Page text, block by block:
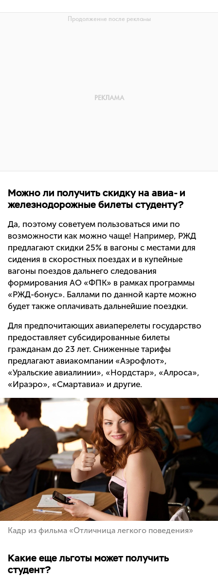
Можно ли получить скидку на авиа- и
железнодорожные билеты студенту?
Да, поэтому советуем пользоваться ими по
возможности как можно чаще! Например, РЖД
предлагают скидки 25% в вагоны с местами для
сидения в скоростных поездах и в купейные
вагоны поездов дальнего следования
формирования АО «ФПК» в рамках программы
«РЖД-бонус». Баллами по данной карте можно
будет также оплачивать дальнейшие поездки.
Для предпочитающих авиаперелеты государство
предоставляет субсидированные билеты
гражданам до 23 лет. Сниженные тарифы
предлагают авиакомпании «Аэрофлот»,
«Уральские авиалинии», «Нордстар», «Алроса»,
«Ираэро», «Смартавиа» и другие.
Кадр из фильма «Отличница легкого поведения»
Какие еще льготы может получить
студент?